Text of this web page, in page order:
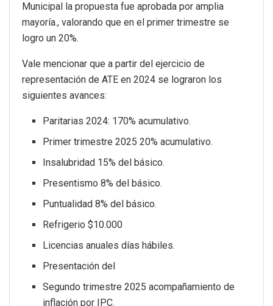
Municipal la propuesta fue aprobada por amplia
mayoría., valorando que en el primer trimestre se
logro un 20%.
Vale mencionar que a partir del ejercicio de
representación de ATE en 2024 se lograron los
siguientes avances:
Paritarias 2024: 170% acumulativo.
Primer trimestre 2025 20% acumulativo.
Insalubridad 15% del básico.
Presentismo 8% del básico.
Puntualidad 8% del básico.
Refrigerio $10.000
Licencias anuales días hábiles.
Presentación del
Segundo trimestre 2025 acompañamiento de
inflación por IPC.